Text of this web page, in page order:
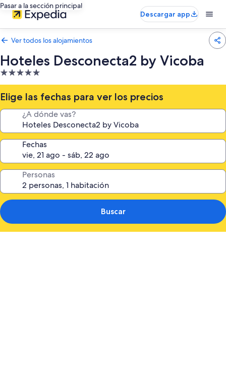
Pasar a la sección principal
Descargar app
Ver todos los alojamientos
Hoteles Desconecta2 by Vicoba
Alojamiento
de
5.0 estrellas
Elige las fechas para ver los precios
¿A dónde vas?
Fechas
Personas
Buscar